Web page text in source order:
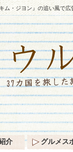
ム・ジヨン』の追い風で広
介 グルメス